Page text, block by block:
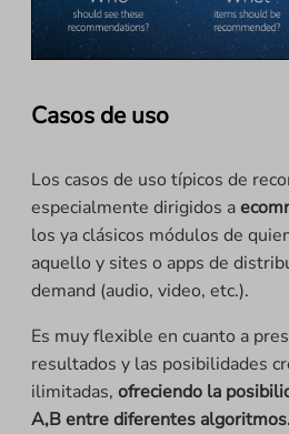
Casos de uso
Los casos de uso típicos de
especialmente dirigidos a
los ya clásicos módulos de
aquello y sites o apps de
demand (audio, video, etc.).
Es muy flexible en cuanto a
resultados y las posibilidades
ilimitadas, ofreciendo la
A,B entre diferentes